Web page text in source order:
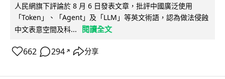
人民網旗下評論於 8 月 6 日發表文章，批評中國廣泛使用
「Token」、「Agent」及「LLM」等英文術語，認為做法侵蝕
中文表意空間及科...
閱讀全文
662 294 ↗ 分享